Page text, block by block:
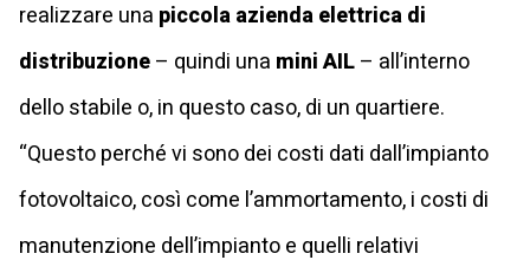
realizzare una piccola azienda elettrica di
distribuzione– quindi una mini AIL– all’interno
dello stabile o, in questo caso, di un quartiere.
“Questo perché vi sono dei costi dati dall’impianto
fotovoltaico, così come l’ammortamento, i costi di
manutenzione dell’impianto e quelli relativi